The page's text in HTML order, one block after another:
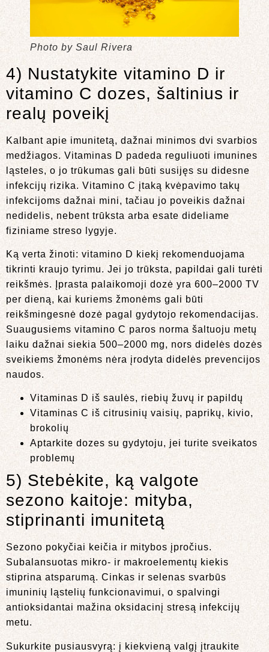
Photo by Saul Rivera
4) Nustatykite vitamino D ir
vitamino C dozes, šaltinius ir
realų poveikį
Kalbant apie imunitetą, dažnai minimos dvi svarbios
medžiagos. Vitaminas D padeda reguliuoti imunines
ląsteles, o jo trūkumas gali būti susijęs su didesne
infekcijų rizika. Vitamino C įtaką kvėpavimo takų
infekcijoms dažnai mini, tačiau jo poveikis dažnai
nedidelis, nebent trūksta arba esate dideliame
fiziniame streso lygyje.
Ką verta žinoti: vitamino D kiekį rekomenduojama
tikrinti kraujo tyrimu. Jei jo trūksta, papildai gali turėti
reikšmės. Įprasta palaikomoji dozė yra 600–2000 TV
per dieną, kai kuriems žmonėms gali būti
reikšmingesnė dozė pagal gydytojo rekomendacijas.
Suaugusiems vitamino C paros norma šaltuoju metų
laiku dažnai siekia 500–2000 mg, nors didelės dozės
sveikiems žmonėms nėra įrodyta didelės prevencijos
naudos.
Vitaminas D iš saulės, riebių žuvų ir papildų
Vitaminas C iš citrusinių vaisių, paprikų, kivio,
brokolių
Aptarkite dozes su gydytoju, jei turite sveikatos
problemų
5) Stebėkite, ką valgote
sezono kaitoje: mityba,
stiprinanti imunitetą
Sezono pokyčiai keičia ir mitybos įpročius.
Subalansuotas mikro- ir makroelementų kiekis
stiprina atsparumą. Cinkas ir selenas svarbūs
imuninių ląstelių funkcionavimui, o spalvingi
antioksidantai mažina oksidacinį stresą infekcijų
metu.
Sukurkite pusiausvyrą: į kiekvieną valgį įtraukite